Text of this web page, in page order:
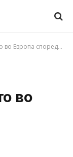
на интелигенција кај населението
во